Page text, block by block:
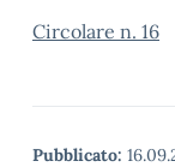
Circolare n. 16
Pubblicato: